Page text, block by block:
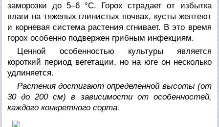
заморозки до 5–6 °C. Горох страдает от избытка
влаги на тяжелых глинистых почвах, кусты желтеют
и корневая система растения сгнивает. В это время
горох особенно подвержен грибным инфекциям.
Ценной особенностью культуры является
короткий период вегетации, но на юге он несколько
удлиняется.
Растения достигают определенной высоты (от
30 до 200 см) в зависимости от особенностей,
каждого конкретного сорта.